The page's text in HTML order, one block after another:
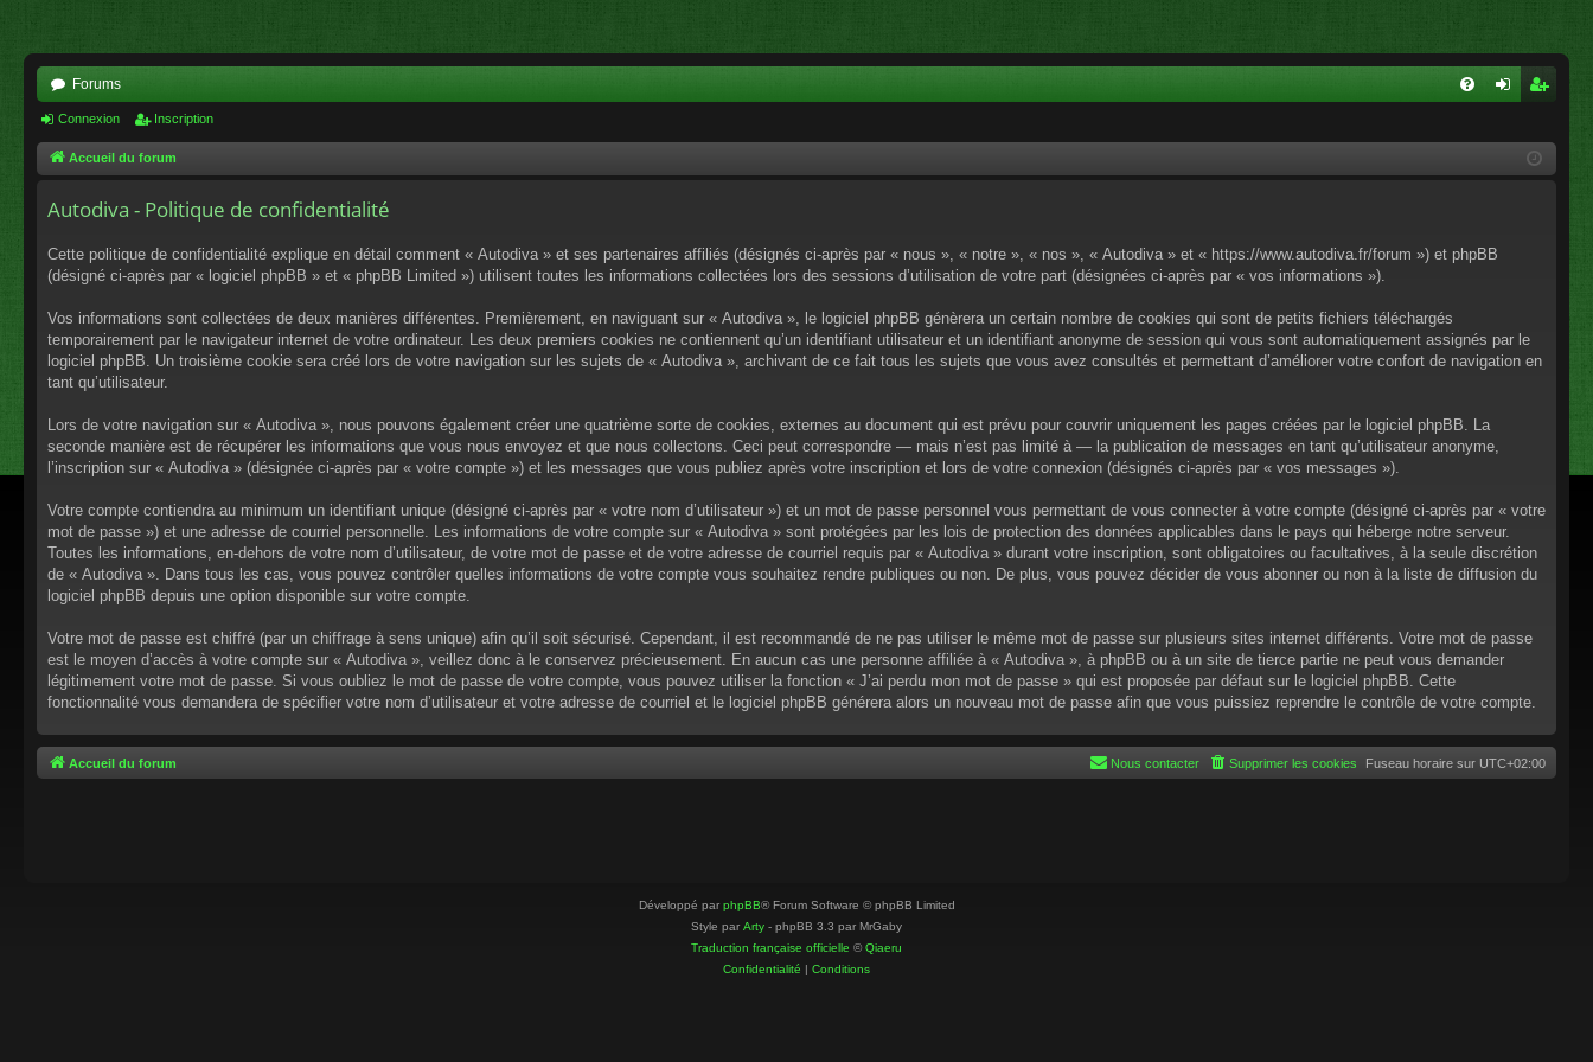
Forums
cri
Connexion Inscription
Accueil du forum
Autodiva - Politique de confidentialité
Cette politique de confidentialité explique en détail comment « Autodiva » et ses partenaires affiliés (désignés ci-après par « nous », « notre », « nos », « Autodiva » et « https://www.autodiva.fr/forum ») et phpBB
(désigné ci-après par « logiciel phpBB » et « phpBB Limited ») utilisent toutes les informations collectées lors des sessions d’utilisation de votre part (désignées ci-après par « vos informations »).
Vos informations sont collectées de deux manières différentes. Premièrement, en naviguant sur « Autodiva », le logiciel phpBB génèrera un certain nombre de cookies qui sont de petits fichiers téléchargés
temporairement par le navigateur internet de votre ordinateur. Les deux premiers cookies ne contiennent qu’un identifiant utilisateur et un identifiant anonyme de session qui vous sont automatiquement assignés par le
logiciel phpBB. Un troisième cookie sera créé lors de votre navigation sur les sujets de « Autodiva », archivant de ce fait tous les sujets que vous avez consultés et permettant d’améliorer votre confort de navigation en
tant qu’utilisateur.
Lors de votre navigation sur « Autodiva », nous pouvons également créer une quatrième sorte de cookies, externes au document qui est prévu pour couvrir uniquement les pages créées par le logiciel phpBB. La
seconde manière est de récupérer les informations que vous nous envoyez et que nous collectons. Ceci peut correspondre — mais n’est pas limité à — la publication de messages en tant qu’utilisateur anonyme,
l’inscription sur « Autodiva » (désignée ci-après par « votre compte ») et les messages que vous publiez après votre inscription et lors de votre connexion (désignés ci-après par « vos messages »).
Votre compte contiendra au minimum un identifiant unique (désigné ci-après par « votre nom d’utilisateur ») et un mot de passe personnel vous permettant de vous connecter à votre compte (désigné ci-après par « votre
mot de passe ») et une adresse de courriel personnelle. Les informations de votre compte sur « Autodiva » sont protégées par les lois de protection des données applicables dans le pays qui héberge notre serveur.
Toutes les informations, en-dehors de votre nom d’utilisateur, de votre mot de passe et de votre adresse de courriel requis par « Autodiva » durant votre inscription, sont obligatoires ou facultatives, à la seule discrétion
de « Autodiva ». Dans tous les cas, vous pouvez contrôler quelles informations de votre compte vous souhaitez rendre publiques ou non. De plus, vous pouvez décider de vous abonner ou non à la liste de diffusion du
logiciel phpBB depuis une option disponible sur votre compte.
Votre mot de passe est chiffré (par un chiffrage à sens unique) afin qu’il soit sécurisé. Cependant, il est recommandé de ne pas utiliser le même mot de passe sur plusieurs sites internet différents. Votre mot de passe
est le moyen d’accès à votre compte sur « Autodiva », veillez donc à le conservez précieusement. En aucun cas une personne affiliée à « Autodiva », à phpBB ou à un site de tierce partie ne peut vous demander
légitimement votre mot de passe. Si vous oubliez le mot de passe de votre compte, vous pouvez utiliser la fonction « J’ai perdu mon mot de passe » qui est proposée par défaut sur le logiciel phpBB. Cette
fonctionnalité vous demandera de spécifier votre nom d’utilisateur et votre adresse de courriel et le logiciel phpBB générera alors un nouveau mot de passe afin que vous puissiez reprendre le contrôle de votre compte.
Accueil du forum Fuseau horaire sur UTC+02:00
Supprimer les cookies
Nous contacter
Développé par phpBB® Forum Software © phpBB Limited
Style par Arty - phpBB 3.3 par MrGaby
Traduction française officielle ©Qiaeru
Confidentialité | Conditions